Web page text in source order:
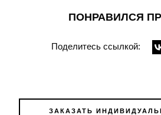
ПОНРАВИЛСЯ
Поделитесь ссылкой:
ЗАКАЗАТЬ